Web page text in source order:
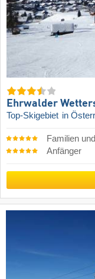
Ehrwalder
Top-Skigebiet in
Familien
Anfänger